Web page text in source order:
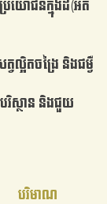
រយោជន៍ក្នុងដី(អតិ
វល្អិតចង្រៃ និងជម្ងឺ
ស្ថាន និងជួយ
បរិមាណ